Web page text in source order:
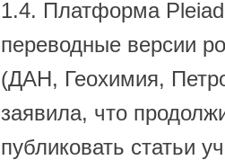
1.4. Платформа
переводные версии
(ДАН, Геохимия,
заявила, что
публиковать статьи